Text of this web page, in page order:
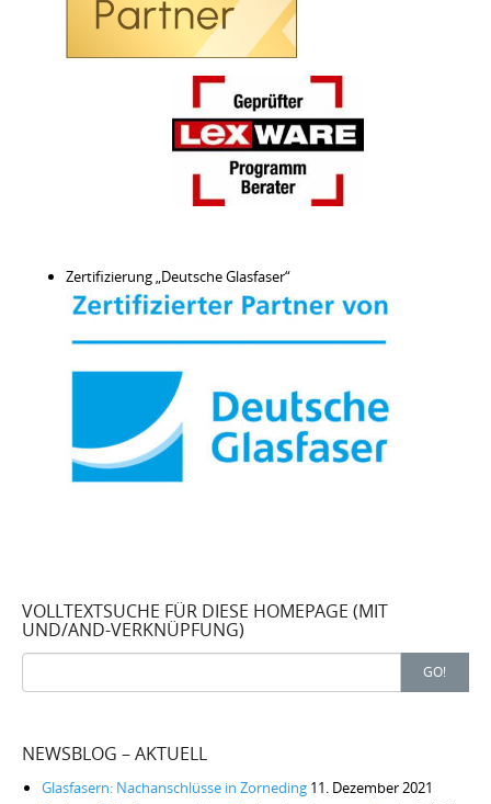
Zertifizierung „Deutsche Glasfaser“
VOLLTEXTSUCHE FÜR DIESE HOMEPAGE (MIT
UND/AND-VERKNÜPFUNG)
Search
for:
GO!
NEWSBLOG – AKTUELL
Glasfasern: Nachanschlüsse in Zorneding 11. Dezember 2021